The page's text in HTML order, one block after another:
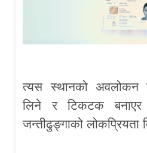
त्यस स्थानको अवलोकन
लिने र टिकटक बनाएर
जन्तीढुङ्गाको लोकप्रियता